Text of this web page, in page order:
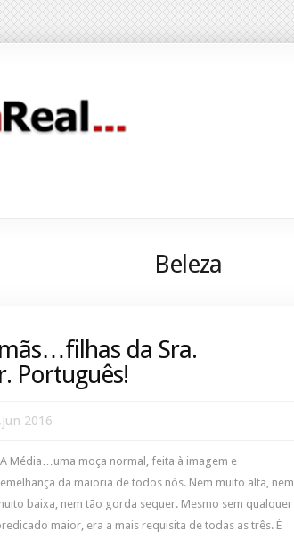
Beleza
da Sra.
Português!
2016
A Média…uma moça normal, feita à imagem e
da maioria de todos nós. Nem muito alta, nem
baixa, nem tão gorda sequer. Mesmo sem qualquer
maior, era a mais requisita de todas as três. É